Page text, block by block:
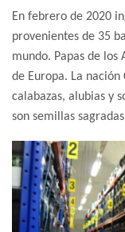
En febrero de 2020
provenientes de 35
mundo. Papas de los
de Europa. La
calabazas, alubias y
son semillas